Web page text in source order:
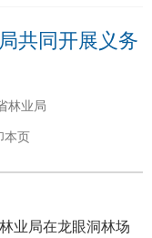
共同开展义务
林业局
本页
业局在龙眼洞林场